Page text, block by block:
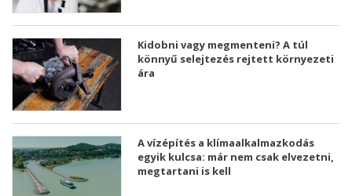
Kidobni vagy megmenteni? A túl
könnyű selejtezés rejtett környezeti
ára
A vízépítés a klímaalkalmazkodás
egyik kulcsa: már nem csak elvezetni,
megtartani is kell